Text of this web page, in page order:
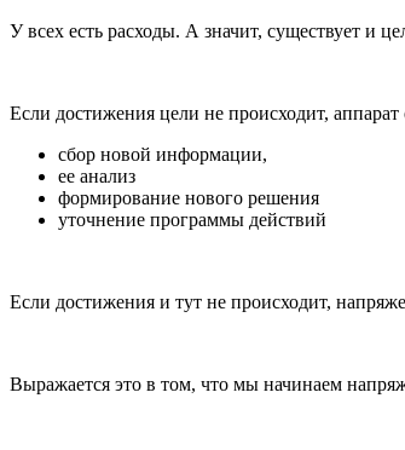
У всех есть расходы. А значит, существует и
Если достижения цели не происходит, аппарат
сбор новой информации,
ее анализ
формирование нового решения
уточнение программы действий
Если достижения и тут не происходит,
Выражается это в том, что мы начинаем